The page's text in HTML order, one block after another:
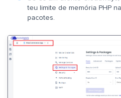
teu limite de memória PHP
pacotes.